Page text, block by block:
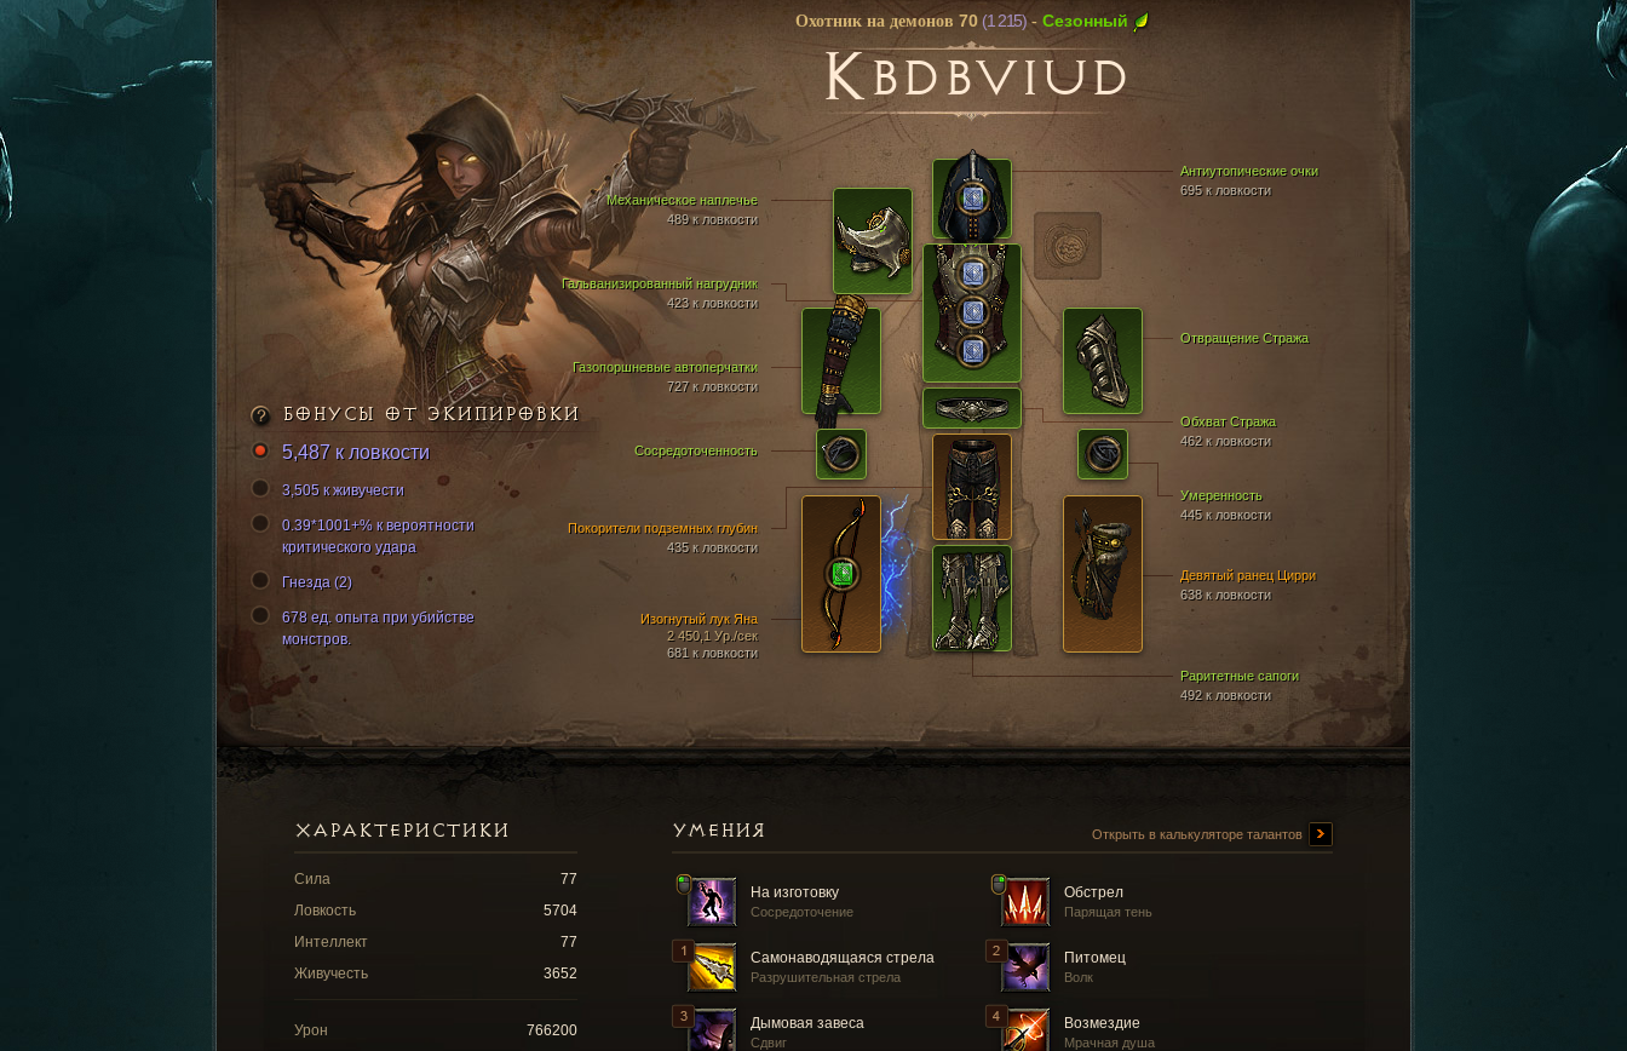
Охотник на демонов70 (1 215) - Cезонный
KBDBVIUD
Антиутопические очки
695 к ловкости
Гальванизированный нагрудник
423 к ловкости
Раритетные сапоги
492 к ловкости
Газопоршневые автоперчатки
727 к ловкости
Механическое наплечье
489 к ловкости
Покорители подземных глубин
435 к ловкости
Отвращение Стража
Изогнутый лук Яна
2 450,1 Ур./сек
681 к ловкости
Девятый ранец Цирри
638 к ловкости
Обхват Стража
462 к ловкости
Умеренность
445 к ловкости
Сосредоточенность
БОНУСЫ ОТ ЭКИПИРОВКИ
5,487 к ловкости
3,505 к живучести
0.39*1001+% к вероятности
критического удара
Гнезда (2)
678 ед. опыта при убийстве
монстров.
УМЕНИЯ Открыть в калькуляторе талантов
На изготовку
Сосредоточение
Обстрел
Парящая тень
Самонаводящаяся стрела
Разрушительная стрела
Питомец
Волк
Дымовая завеса
Сдвиг
Возмездие
Мрачная душа
ХАРАКТЕРИСТИКИ
Сила
77
Ловкость
5704
Интеллект
77
Живучесть
3652
Урон
766200